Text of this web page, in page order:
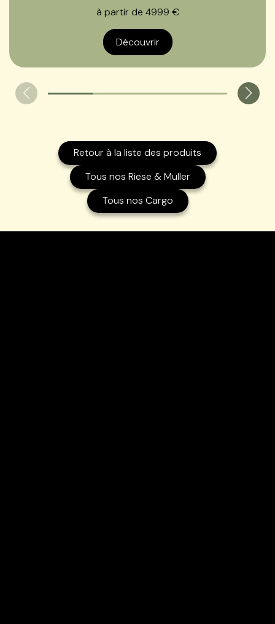
à partir de 4999 €
Découvrir
Retour à la liste des produits
Tous nos Riese & Müller
Tous nos Cargo